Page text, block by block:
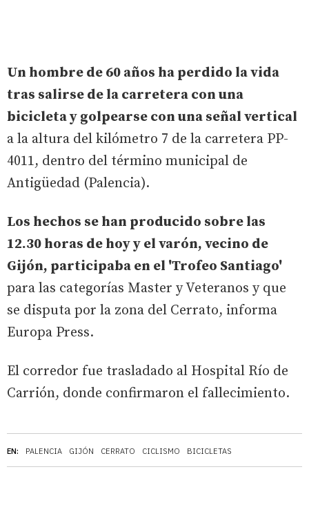
EN: PALENCIA GIJÓN CERRATO CICLISMO BICICLETAS
Un hombre de 60 años ha perdido la vida
tras salirse de la carretera con una
bicicleta y golpearse con una señal vertical
a la altura del kilómetro 7 de la carretera PP-
4011, dentro del término municipal de
Antigüedad (Palencia).
Los hechos se han producido sobre las
12.30 horas de hoy y el varón, vecino de
Gijón, participaba en el 'Trofeo Santiago'
para las categorías Master y Veteranos y que
se disputa por la zona del Cerrato, informa
Europa Press.
El corredor fue trasladado al Hospital Río de
Carrión, donde confirmaron el fallecimiento.